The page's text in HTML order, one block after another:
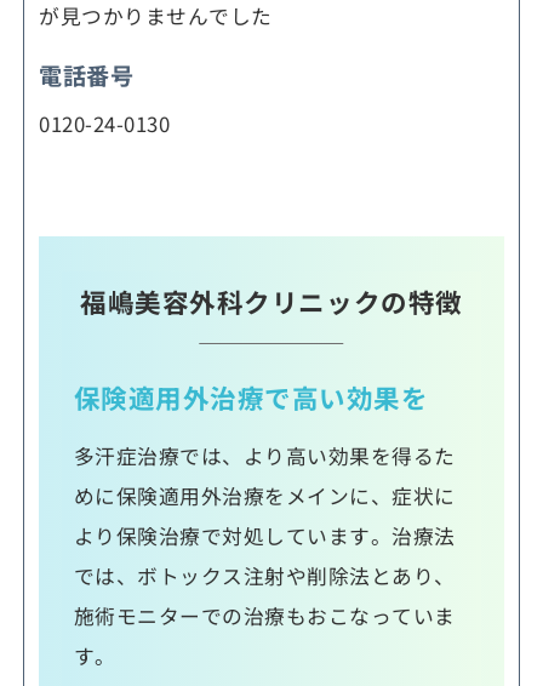
が見つかりませんでした
電話番号
0120-24-0130
福嶋美容外科クリニックの特徴
保険適用外治療で高い効果を
多汗症治療では、より高い効果を得るた
めに保険適用外治療をメインに、症状に
より保険治療で対処しています。治療法
では、ボトックス注射や削除法とあり、
施術モニターでの治療もおこなっていま
す。